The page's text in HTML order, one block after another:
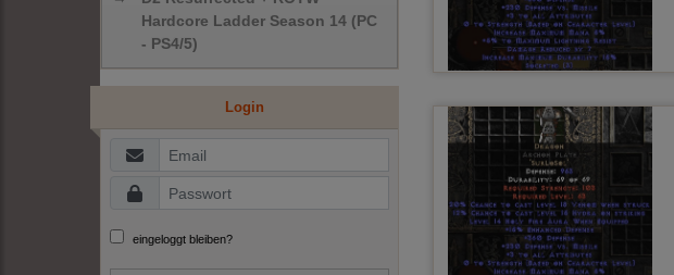
Hardcore Ladder Season 14 (PC
- PS4/5)
Login
eingeloggt bleiben?